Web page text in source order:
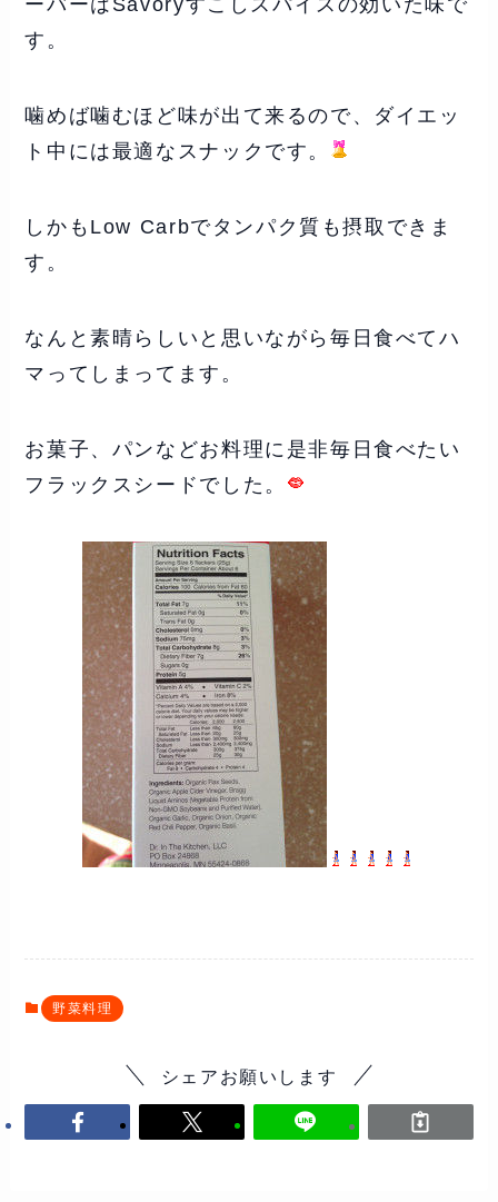
ーバーはSavoryすこしスパイスの効いた味で
す。
噛めば噛むほど味が出て来るので、ダイエッ
ト中には最適なスナックです。
しかもLow Carbでタンパク質も摂取できま
す。
なんと素晴らしいと思いながら毎日食べてハ
マってしまってます。
お菓子、パンなどお料理に是非毎日食べたい
フラックスシードでした。
野菜料理
シェアお願いします